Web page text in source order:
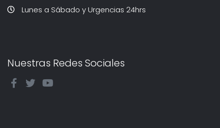
Lunes a Sábado y Urgencias 24hrs
Nuestras Redes Sociales